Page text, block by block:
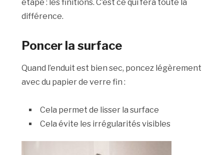
étape : les finitions. C’est ce qui fera toute la
différence.
Poncer la surface
Quand l’enduit est bien sec, poncez légèrement
avec du papier de verre fin :
Cela permet de lisser la surface
Cela évite les irrégularités visibles